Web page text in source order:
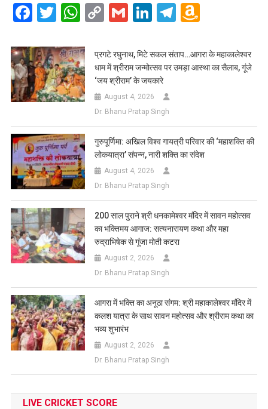
Facebook
Twitter
WhatsApp
CopyGmailLinkedIn
Telegram
List
प्रगटे रघुनाथ, मिटे सकल संताप…आगरा के महाकालेश्वर
धाम में श्रीराम जन्मोत्सव पर उमड़ा आस्था का सैलाब, गूंजे
‘जय श्रीराम’ के जयकारे
August 4, 2026
Dr. Bhanu Pratap Singh
गुरुपूर्णिमा: अखिल विश्व गायत्री परिवार की ‘महाशक्ति की
लोकयात्रा’ संपन्न, नारी शक्ति का संदेश
August 4, 2026
Dr. Bhanu Pratap Singh
200 साल पुराने श्री धनकामेश्वर मंदिर में सावन महोत्सव
का भक्तिमय आगाज: सत्यनारायण कथा और महा
रुद्राभिषेक से गूंजा मोती कटरा
August 2, 2026
Dr. Bhanu Pratap Singh
आगरा में भक्ति का अनूठा संगम: श्री महाकालेश्वर मंदिर में
कलश यात्रा के साथ सावन महोत्सव और श्रीराम कथा का
भव्य शुभारंभ
August 2, 2026
Dr. Bhanu Pratap Singh
LIVE CRICKET SCORE